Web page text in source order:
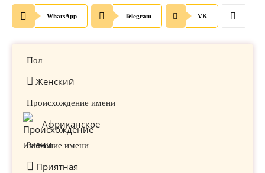
WhatsApp Telegram VK
Пол
Женский
Происхождение имени
Африканское
Значение имени
Приятная